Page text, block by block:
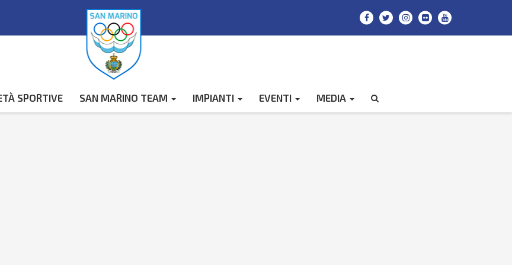
SPORTIVE SAN MARINO TEAM IMPIANTI EVENTI MEDIA